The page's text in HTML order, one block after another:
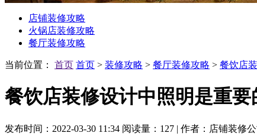
店铺装修攻略
火锅店装修攻略
餐厅装修攻略
当前位置： 首页 首页 > 装修攻略 > 餐厅装修攻略 > 餐饮店
餐饮店装修设计中照明是重
发布时间：2022-03-30 11:34 阅读量：127 | 作者：店铺装修